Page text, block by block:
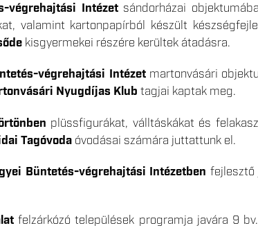
végrehajtási Intézetsándorházai
valamint kartonpapírból készült
kisgyermekei részére kerültek átadásra.
végrehajtási Intézetmartonvásári
Nyugdíjas Klub tagjai kaptak meg.
plüssfigurákat, válltáskákat és
Tagóvoda óvodásai számára juttattunk el.
Büntetés-végrehajtási Intézetben fejlesztő
felzárkózó települések programja javára 9